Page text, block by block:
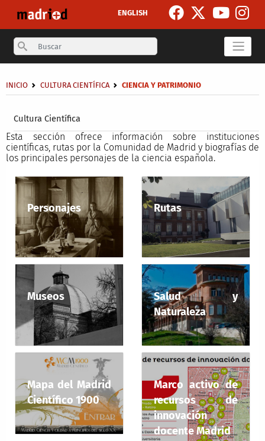
ENGLISH
Search
Cultura Científica
Sobrescribir enlaces de ayuda a la navegación
INICIO CULTURA CIENTÍFICA CIENCIA Y PATRIMONIO
Esta sección ofrece información sobre instituciones
científicas, rutas por la Comunidad de Madrid y biografías de
los principales personajes de la ciencia española.
Personajes Rutas
Museos
Salud y
Naturaleza
Mapa del Madrid
Científico 1900
Marco activo de
recursos de
innovación
docente Madrid